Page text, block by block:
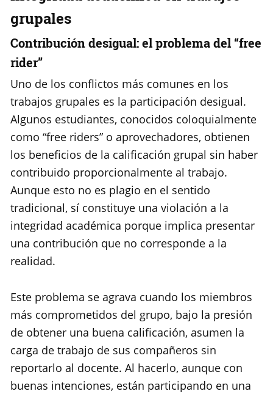
grupales
Contribución desigual: el problema del “free
rider”
Uno de los conflictos más comunes en los
trabajos grupales es la participación desigual.
Algunos estudiantes, conocidos coloquialmente
como “free riders” o aprovechadores, obtienen
los beneficios de la calificación grupal sin haber
contribuido proporcionalmente al trabajo.
Aunque esto no es plagio en el sentido
tradicional, sí constituye una violación a la
integridad académica porque implica presentar
una contribución que no corresponde a la
realidad.
Este problema se agrava cuando los miembros
más comprometidos del grupo, bajo la presión
de obtener una buena calificación, asumen la
carga de trabajo de sus compañeros sin
reportarlo al docente. Al hacerlo, aunque con
buenas intenciones, están participando en una